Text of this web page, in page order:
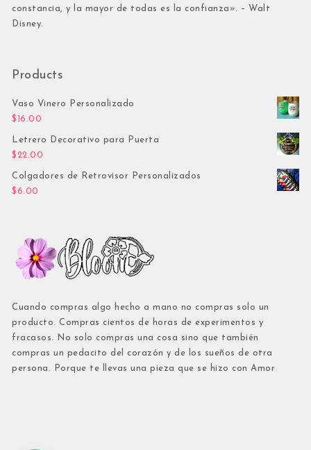
constancia, y la mayor de todas es la confianza». – Walt
Disney.
Products
Vaso Vinero Personalizado
$ 16.00
Letrero Decorativo para Puerta
$ 22.00
Colgadores de Retrovisor Personalizados
$6.00
Cuando compras algo hecho a mano no compras solo un
producto. Compras cientos de horas de experimentos y
fracasos. No solo compras una cosa sino que también
compras un pedacito del corazón y de los sueños de otra
persona. Porque te llevas una pieza que se hizo con Amor